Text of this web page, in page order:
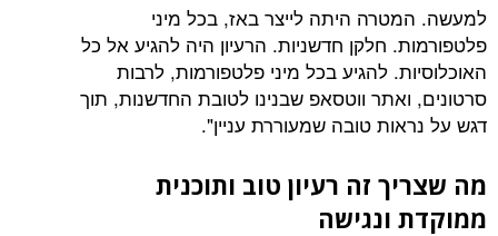
למעשה. המטרה היתה לייצר באז, בכל מיני
פלטפורמות. חלקן חדשניות. הרעיון היה להגיע אל כל
האוכלוסיות. להגיע בכל מיני פלטפורמות, לרבות
סרטונים, ואתר ווטסאפ שבנינו לטובת החדשנות, תוך
דגש על נראות טובה שמעוררת עניין".
מה שצריך זה רעיון טוב ותוכנית
ממוקדת ונגישה